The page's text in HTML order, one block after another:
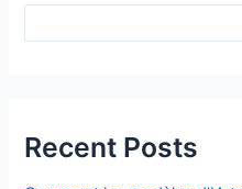
Recent Posts